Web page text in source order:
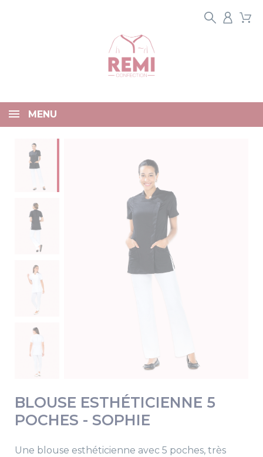
MENU
BLOUSE ESTHÉTICIENNE 5
POCHES - SOPHIE
Une blouse esthéticienne avec 5 poches, très